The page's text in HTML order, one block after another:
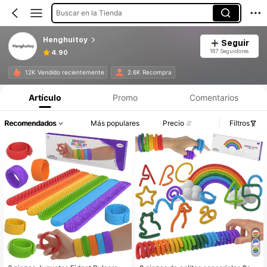
Buscar en la Tienda
Henghuitoy
4.90
Seguir
187 Seguidores
12K Vendido recientemente 2.6K Recompra
Artículo Promo Comentarios
Recomendados Más populares Precio Filtros